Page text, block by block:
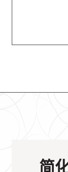
简